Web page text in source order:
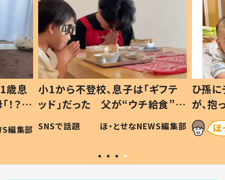
歳息
？」
編集部
小1から不登校、息子は「ギフテ
ッド」だった 父が“ウチ給食”を
作り続ける理由とは #令和の親
#令和の子
SNSで話題 ほ・とせなNEWS編集部
ひ孫
が、
「涙が
い」